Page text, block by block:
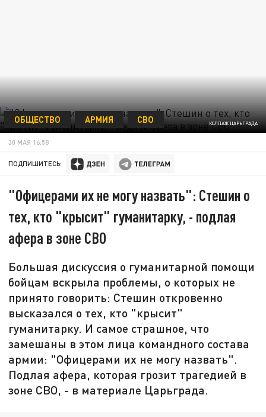
КОЛЛАЖ ЦАРЬГРАДА
ОБЩЕСТВО АРМИЯ СВО
30 МАЯ 16:58
ПОДПИШИТЕСЬ:
"Офицерами их не могу назвать": Стешин о
тех, кто "крысит" гуманитарку, - подлая
афера в зоне СВО
Большая дискуссия о гуманитарной помощи
бойцам вскрыла проблемы, о которых не
принято говорить: Стешин откровенно
высказался о тех, кто "крысит"
гуманитарку. И самое страшное, что
замешаны в этом лица командного состава
армии: "Офицерами их не могу назвать".
Подлая афера, которая грозит трагедией в
зоне СВО, - в материале Царьграда.